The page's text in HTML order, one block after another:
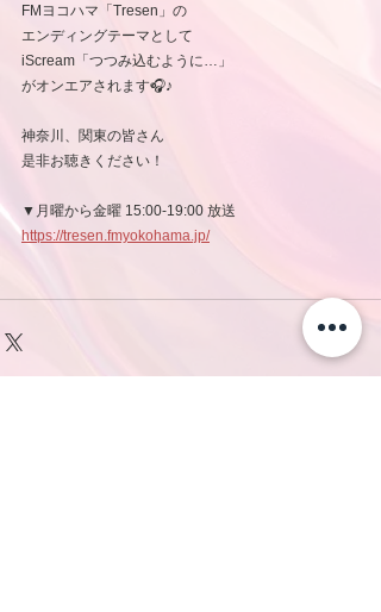
FMヨコハマ「Tresen」の
エンディングテーマとして
iScream「つつみ込むように…」
がオンエアされます🎧♪
神奈川、関東の皆さん
是非お聴きください！
▼月曜から金曜 15:00-19:00 放送
https://tresen.fmyokohama.jp/